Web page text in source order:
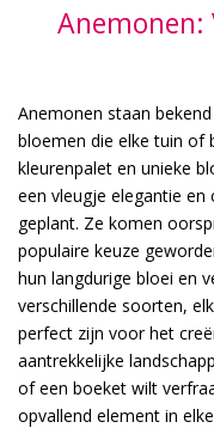
Anemonen:
Anemonen staan
bloemen die elke tuin of
kleurenpalet en unieke
een vleugje elegantie
geplant. Ze komen
populaire keuze
hun langdurige bloei en
verschillende soorten,
perfect zijn voor het
aantrekkelijke
of een boeket wilt
opvallend element in